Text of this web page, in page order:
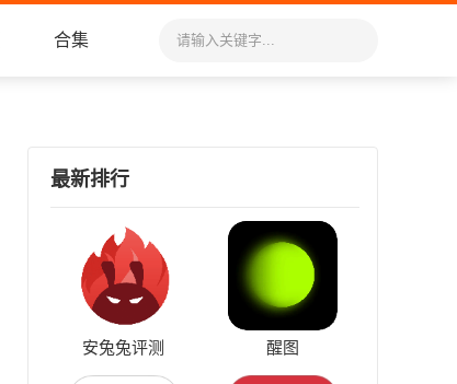
合集
最新排行
安兔兔评测 醒图